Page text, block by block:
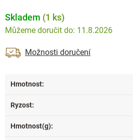
Skladem (1 ks)
11.8.2026
Možnosti doručení
Hmotnost:
Ryzost:
Hmotnost(g):